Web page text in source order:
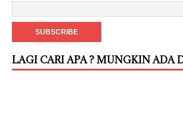
LAGI CARI APA ? MUNGKIN ADA